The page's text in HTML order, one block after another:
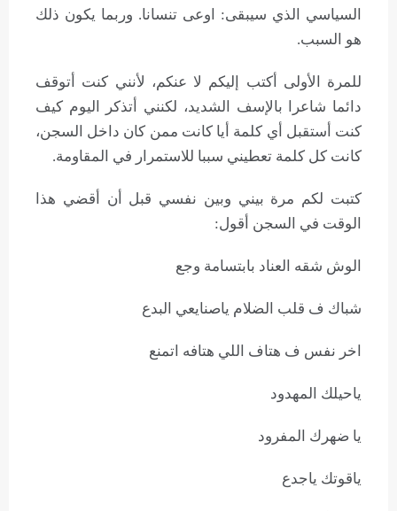
السياسي الذي سيبقى: اوعى تنسانا. وربما يكون ذلك
هو السبب.
للمرة الأولى أكتب إليكم لا عنكم، لأنني كنت أتوقف
دائما شاعرا بالإسف الشديد، لكنني أتذكر اليوم كيف
كنت أستقبل أي كلمة أيا كانت ممن كان داخل السجن،
كانت كل كلمة تعطيني سببا للاستمرار في المقاومة.
كتبت لكم مرة بيني وبين نفسي قبل أن أقضي هذا
الوقت في السجن أقول:
الوش شقه العناد بابتسامة وجع
شباك ف قلب الضلام ياصنايعي البدع
اخر نفس ف هتاف اللي هتافه اتمنع
ياحيلك المهدود
يا ضهرك المفرود
ياقوتك ياجدع